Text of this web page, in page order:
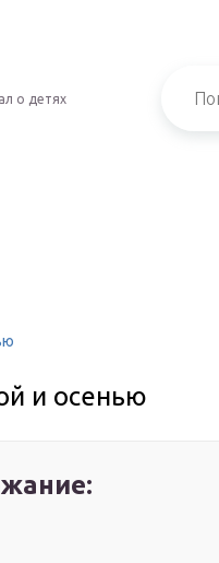
о детях
и осенью